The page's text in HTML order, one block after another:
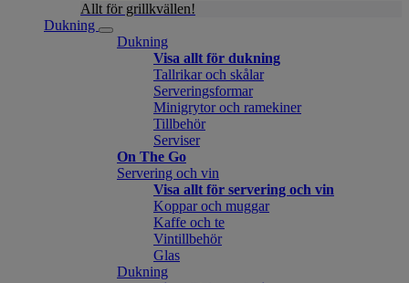
Allt för grillkvällen!
Dukning
Dukning
Visa allt för dukning
Tallrikar och skålar
Serveringsformar
Minigrytor och ramekiner
Tillbehör
Serviser
On The Go
Servering och vin
Visa allt för servering och vin
Koppar och muggar
Kaffe och te
Vintillbehör
Glas
Dukning